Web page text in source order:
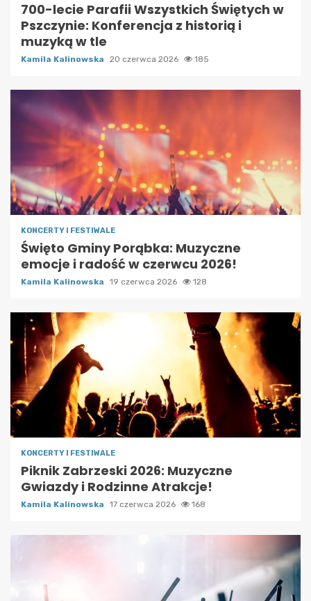
700-lecie Parafii Wszystkich Świętych w
Pszczynie: Konferencja z historią i
muzyką w tle
Kamila Kalinowska 20 czerwca 2026 185
KONCERTY I FESTIWALE
Święto Gminy Porąbka: Muzyczne
emocje i radość w czerwcu 2026!
Kamila Kalinowska 19 czerwca 2026 128
KONCERTY I FESTIWALE
Piknik Zabrzeski 2026: Muzyczne
Gwiazdy i Rodzinne Atrakcje!
Kamila Kalinowska 17 czerwca 2026 168